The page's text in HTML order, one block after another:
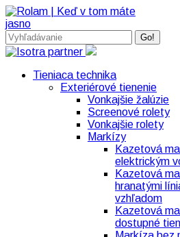
Skip
to
content
Search:
Tieniaca technika
Exteriérové tienenie
Vonkajšie žalúzie
Screenové rolety
Vonkajšie rolety
Markízy
Kazetová
elektrickým
Kazetová
hranatými
vzhľadom
Kazetová
dostupné